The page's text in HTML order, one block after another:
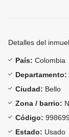
Detalles del
País: Colombia
Departamento:
Ciudad: Bello
Zona / barrio:
Código:
Estado: Usado